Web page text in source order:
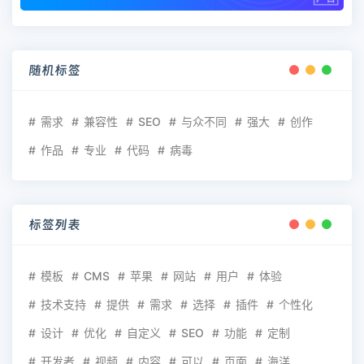
随机标签
需求 兼容性 SEO 与众不同 强大 创作
作品 专业 代码 病毒
标签列表
模板 CMS 苹果 网站 用户 体验
技术支持 提供 需求 选择 插件 个性化
设计 优化 自定义 SEO 功能 定制
开发者 视频 内容 可以 页面 海洋